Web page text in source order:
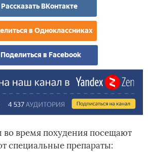
Рассказать ВКонтакте
в Одноклассниках
Поделиться в Facebook
время похудения посещают
специальные препараты: